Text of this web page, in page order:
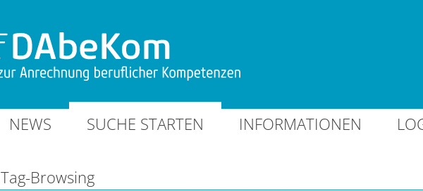
NEWS SUCHE STARTEN INFORMATIONEN
Tag-Browsing